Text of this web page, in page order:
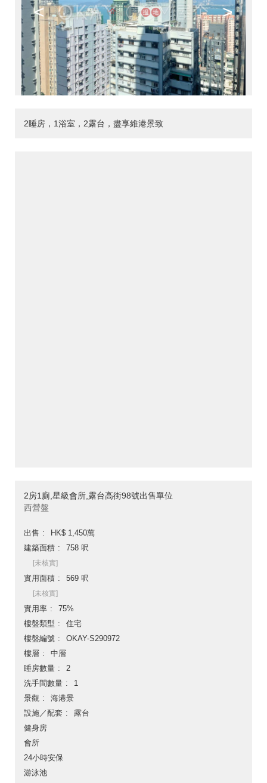
< >
2睡房，1浴室，2露台，盡享維港景致
2房1廁,星級會所,露台高街98號出售單位
西營盤
出售
HK$ 1,450萬
建築面積
758 呎
[未核實]
實用面積 569 呎
[未核實]
實用率
75%
樓盤類型
住宅
樓盤編號
OKAY-S290972
樓層
中層
睡房數量
2
洗手間數量
1
景觀
海港景
設施／配套
露台
健身房
會所
24小時安保
游泳池